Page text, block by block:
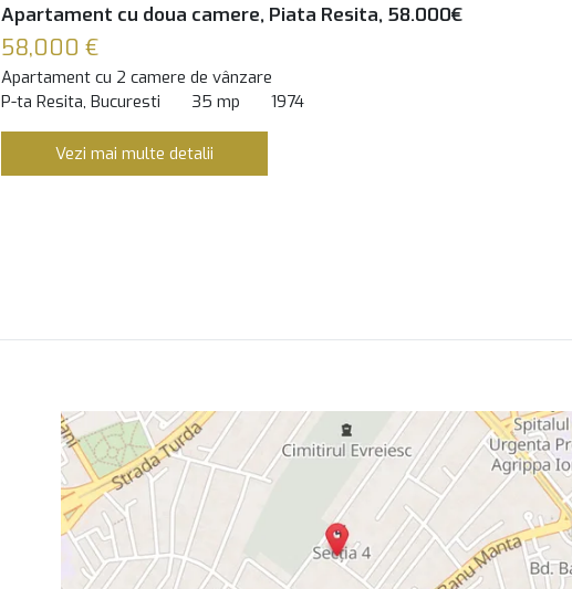
Apartament cu doua camere, Piata Resita, 58.000€
58,000 €
Apartament cu 2 camere de vânzare
P-ta Resita, Bucuresti
35 mp 1974
Vezi mai multe detalii